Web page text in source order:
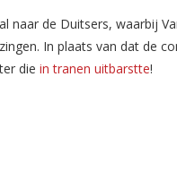
naar de Duitsers, waarbij
In plaats van dat de
die in tranen uitbarstte!